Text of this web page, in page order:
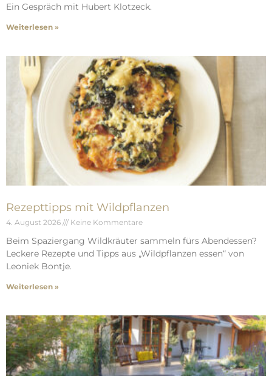
Ein Gespräch mit Hubert Klotzeck.
Weiterlesen »
Rezepttipps mit Wildpflanzen
4. August 2026 Keine Kommentare
Beim Spaziergang Wildkräuter sammeln fürs Abendessen?
Leckere Rezepte und Tipps aus „Wildpflanzen essen“ von
Leoniek Bontje.
Weiterlesen »